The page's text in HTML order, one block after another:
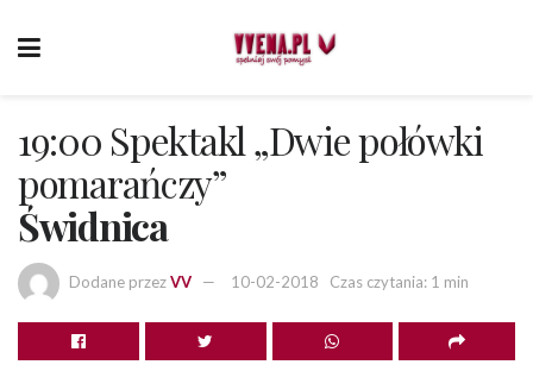
19:00 Spektakl „Dwie połówki
pomarańczy”
Świdnica
Dodane przezVV 10-02-2018 Czas czytania: 1 min